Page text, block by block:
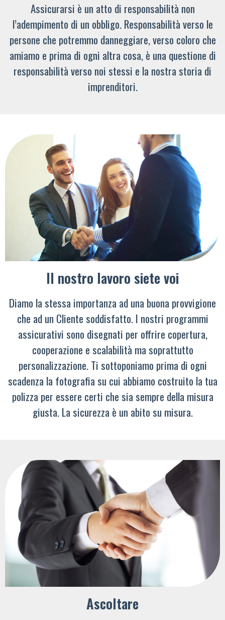
Assicurarsi è un atto di responsabilità non
l’adempimento di un obbligo. Responsabilità verso le
persone che potremmo danneggiare, verso coloro che
amiamo e prima di ogni altra cosa, è una questione di
responsabilità verso noi stessi e la nostra storia di
imprenditori.
Il nostro lavoro siete voi
Diamo la stessa importanza ad una buona provvigione
che ad un Cliente soddisfatto. I nostri programmi
assicurativi sono disegnati per offrire copertura,
cooperazione e scalabilità ma soprattutto
personalizzazione. Ti sottoponiamo prima di ogni
scadenza la fotografia su cui abbiamo costruito la tua
polizza per essere certi che sia sempre della misura
giusta. La sicurezza è un abito su misura.
Ascoltare